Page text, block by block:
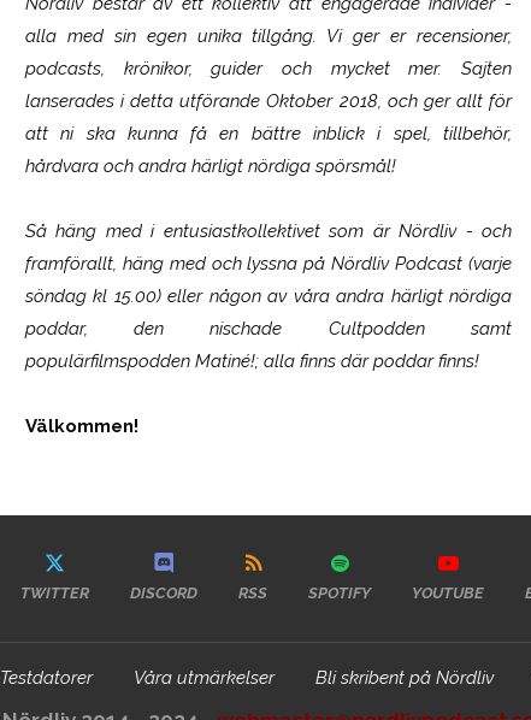
alla med sin egen unika tillgång. Vi ger er recensioner,
podcasts, krönikor, guider och mycket mer. Sajten
lanserades i detta utförande Oktober 2018, och ger allt för
att ni ska kunna få en bättre inblick i spel, tillbehör,
hårdvara och andra härligt nördiga spörsmål!
Så häng med i entusiastkollektivet som ärNördliv- och
framförallt, häng med och lyssna på Nördliv Podcast (varje
söndag kl 15.00) eller någon av våra andra härligt nördiga
poddar, den nischade Cultpodden samt
populärfilmspodden Matiné!; alla finns där poddar finns!
Välkommen!
SCUF Gaming Omega
TWITTER DISCORD RSS SPOTIFY YOUTUBE
Testdatorer Våra utmärkelser Bli skribent på Nördliv